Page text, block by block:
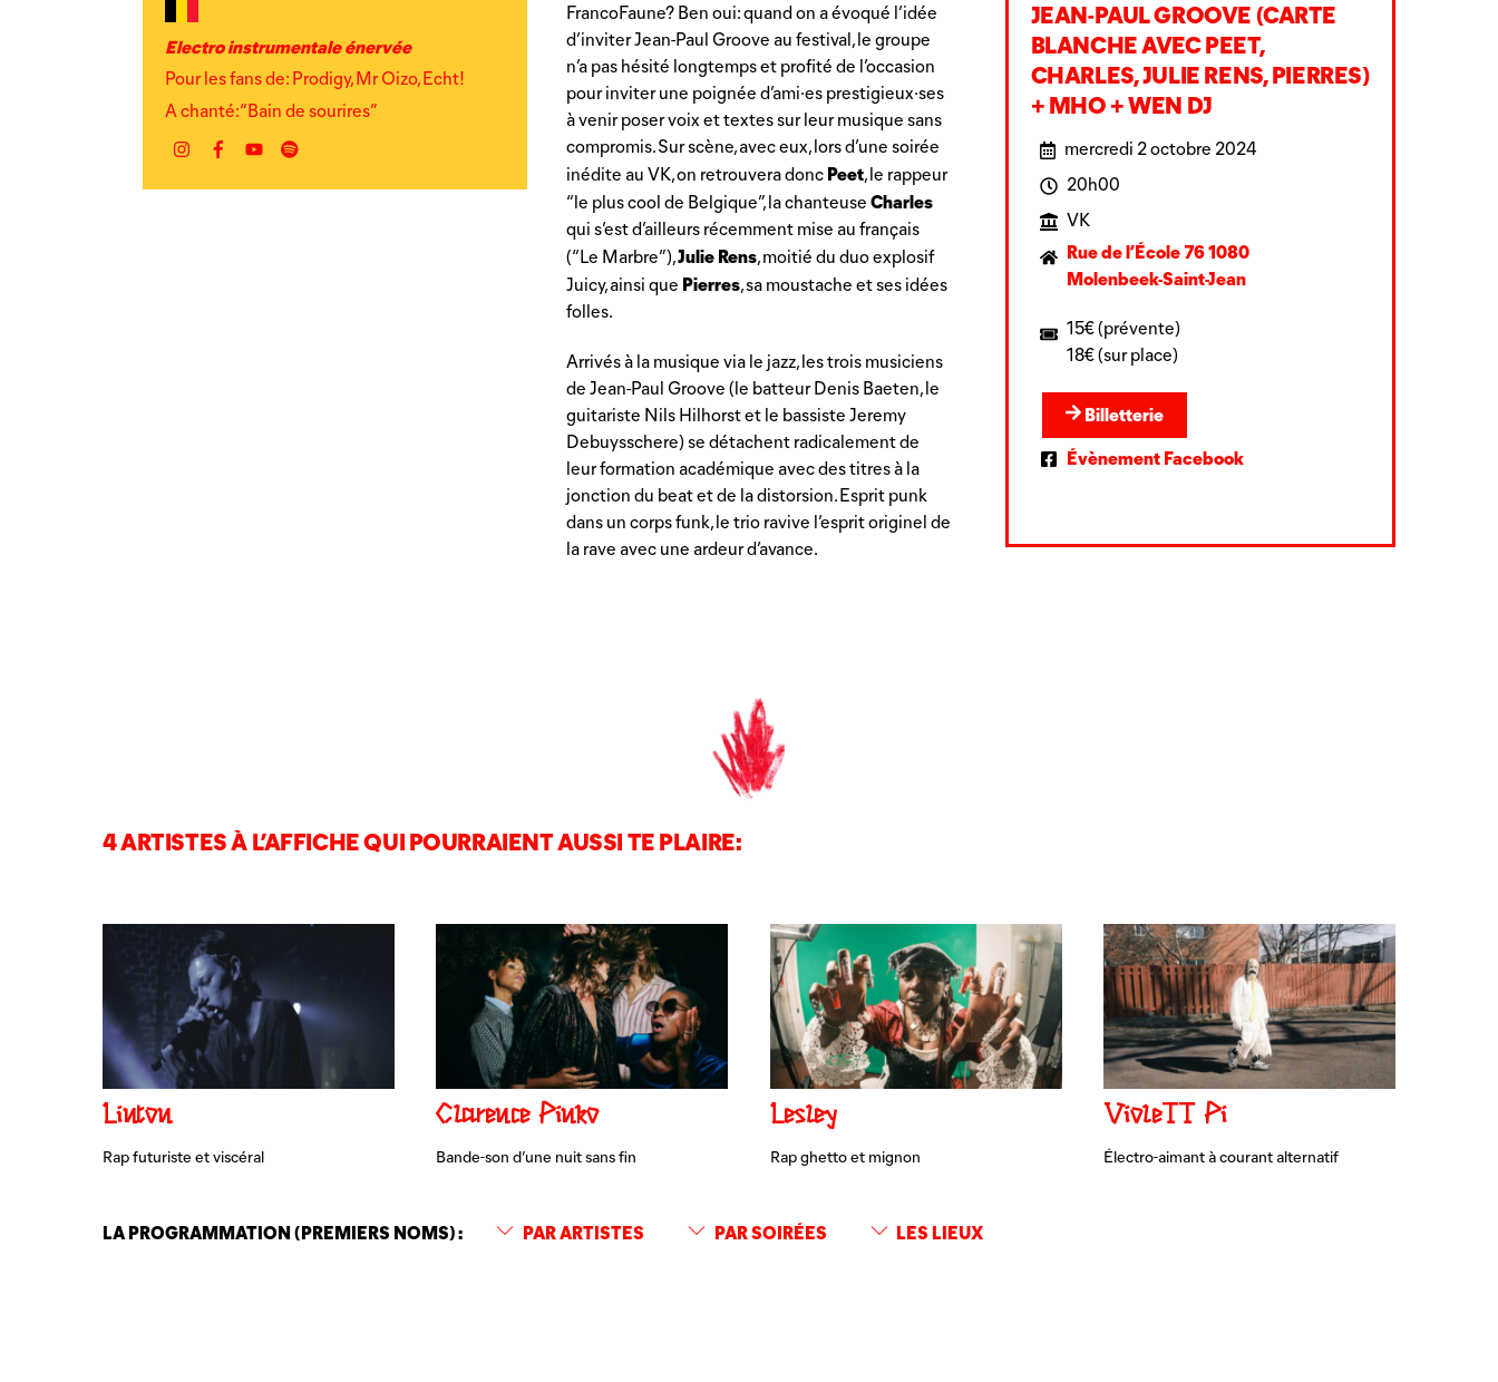
Electro instrumentale énervée
Pour les fans de: Prodigy, Mr Oizo, Echt!
A chanté: “Bain de sourires”
Instagram
FacebookYouTubeSpotify
FrancoFaune? Ben oui: quand on a évoqué l’idée
d’inviter Jean-Paul Groove au festival, le groupe
n’a pas hésité longtemps et profité de l’occasion
pour inviter une poignée d’ami·es prestigieux·ses
à venir poser voix et textes sur leur musique sans
compromis. Sur scène, avec eux, lors d’une soirée
inédite au VK, on retrouvera donc Peet, le rappeur
“le plus cool de Belgique”, la chanteuse Charles
qui s’est d’ailleurs récemment mise au français
(“Le Marbre”),Julie Rens, moitié du duo explosif
Juicy, ainsi que Pierres, sa moustache et ses idées
folles.
Arrivés à la musique via le jazz, les trois musiciens
de Jean-Paul Groove (le batteur Denis Baeten, le
guitariste Nils Hilhorst et le bassiste Jeremy
Debuysschere) se détachent radicalement de
leur formation académique avec des titres à la
jonction du beat et de la distorsion. Esprit punk
dans un corps funk, le trio ravive l’esprit originel de
la rave avec une ardeur d’avance.
JEAN-PAUL GROOVE (CARTE
BLANCHE AVEC PEET,
CHARLES, JULIE RENS, PIERRES)
+ MHO + WEN DJ
mercredi 2 octobre 2024
20h00
VK
Rue de l’École 76 1080
Molenbeek-Saint-Jean
15€ (prévente)
18€ (sur place)
Billetterie
Évènement Facebook
4 ARTISTES À L’AFFICHE QUI POURRAIENT AUSSI TE PLAIRE:
Linton
Rap futuriste et viscéral
Clarence Pinko
Bande-son d’une nuit sans fin
Lesley
Rap ghetto et mignon
VioleTT Pi
Électro-aimant à courant alternatif
LA PROGRAMMATION (PREMIERS NOMS) : PAR ARTISTES PAR SOIRÉES LES LIEUX